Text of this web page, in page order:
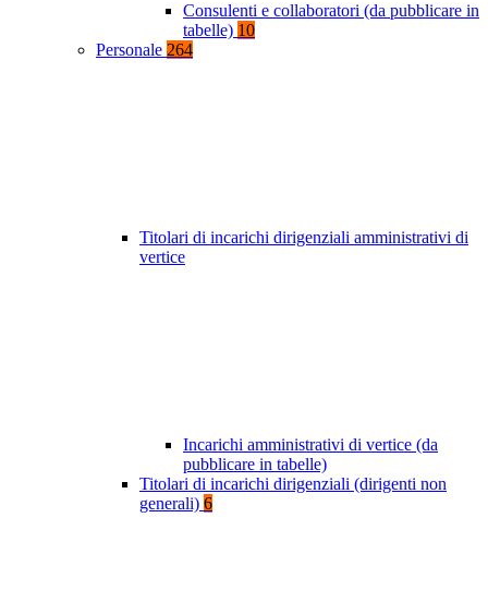
Consulenti e collaboratori (da pubblicare in
tabelle) 10
Personale 264
Titolari di incarichi dirigenziali amministrativi di
vertice
Incarichi amministrativi di vertice (da
pubblicare in tabelle)
Titolari di incarichi dirigenziali (dirigenti non
generali) 6